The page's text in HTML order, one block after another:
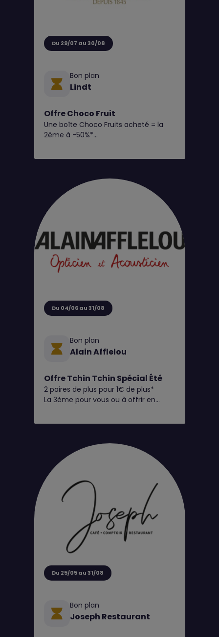
Du 29/07 au 30/08
Bon plan
Lindt
Offre Choco Fruit
Une boîte Choco Fruits acheté = la
2ème à -50%*
Du 04/06 au 31/08
Bon plan
Alain Afflelou
Offre Tchin Tchin Spécial Été
2 paires de plus pour 1€ de plus*
La 3ème pour vous ou à offrir en
Du 25/05 au 31/08
Bon plan
Joseph Restaurant